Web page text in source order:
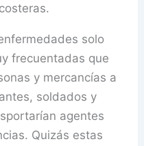
solo
frecuentadas que
y mercancías a
soldados y
agentes
Quizás estas